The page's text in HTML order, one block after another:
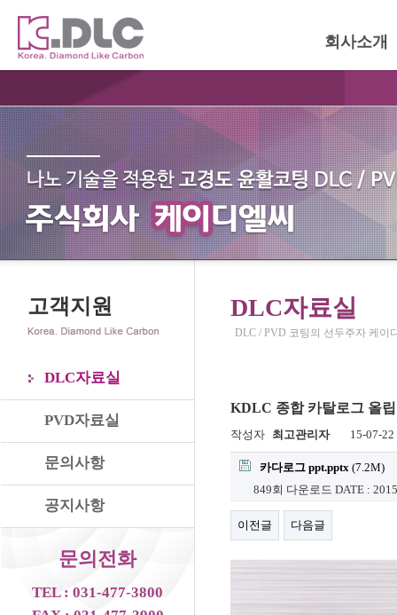
회사소개
고객지원
DLC자료실
PVD자료실
문의사항
공지사항
문의전화
TEL : 031-477-3800
DLC자료실
DLC / PVD 코팅의 선두주자 케이
KDLC 종합 카탈로그 올
작성자 최고관리자 15-07-
카다로그 ppt.pptx (7.2M)
849회 다운로드 DATE :
이전글 다음글